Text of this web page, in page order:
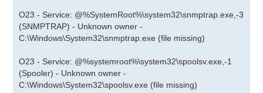
O23 - Service: @%SystemRoot%\system32\snmptrap.exe,-3
(SNMPTRAP) - Unknown owner -
C:\Windows\System32\snmptrap.exe (file missing)
O23 - Service: @%systemroot%\system32\spoolsv.exe,-1
(Spooler) - Unknown owner -
C:\Windows\System32\spoolsv.exe (file missing)